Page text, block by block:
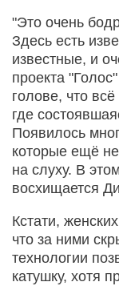
"Это очень
Здесь есть
известные, и
проекта
голове, что
где
Появилось
которые ещё
на слуху. В
восхищается
Кстати,
что за ними
технологии
катушку, хотя